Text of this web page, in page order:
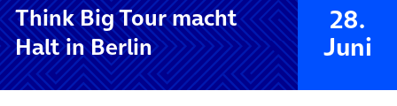
Think Big Tour macht
Halt in Berlin
28.
Juni